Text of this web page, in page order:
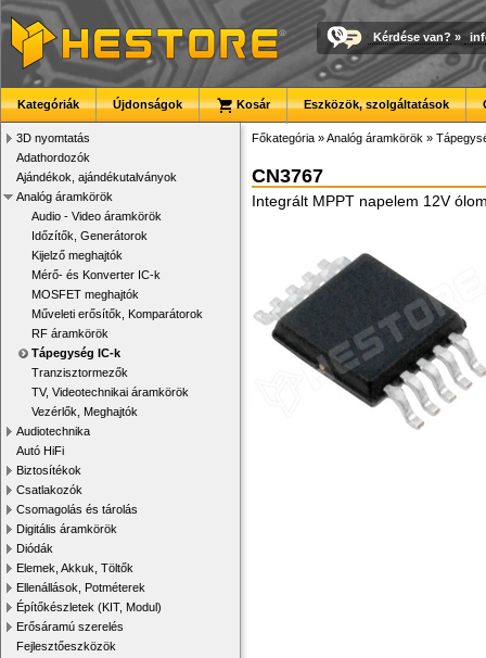
Kérdése van? »
Kategóriák Újdonságok Kosár Eszközök, szolgáltatások
3D nyomtatás
Adathordozók
Ajándékok, ajándékutalványok
Analóg áramkörök
Audio - Video áramkörök
Időzítők, Generátorok
Kijelző meghajtók
Mérő- és Konverter IC-k
MOSFET meghajtók
Műveleti erősítők, Komparátorok
RF áramkörök
Tápegység IC-k
Tranzisztormezők
TV, Videotechnikai áramkörök
Vezérlők, Meghajtók
Audiotechnika
Autó HiFi
Biztosítékok
Csatlakozók
Csomagolás és tárolás
Digitális áramkörök
Diódák
Elemek, Akkuk, Töltők
Ellenállások, Potméterek
Építőkészletek (KIT, Modul)
Erősáramú szerelés
Fejlesztőeszközök
Főkategória »Analóg áramkörök »
CN3767
Integrált MPPT napelem 12V